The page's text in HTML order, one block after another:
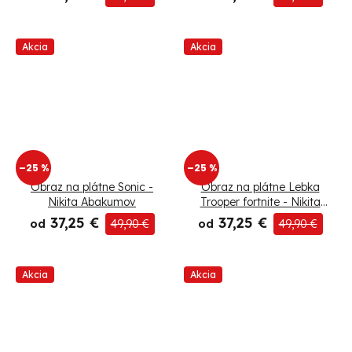
Akcia
–25 %
Obraz na plátne Sonic -
Nikita Abakumov
od 37,25 € 49,90 €
Akcia
–25 %
Obraz na plátne Lebka
Trooper fortnite - Nikita
Abakumov
od 37,25 € 49,90 €
Akcia Akcia